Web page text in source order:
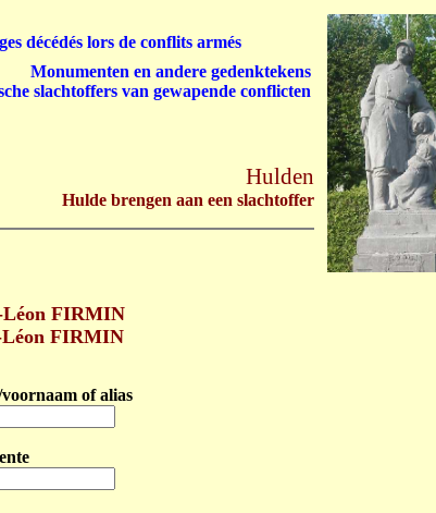
Léon FIRMIN
Léon FIRMIN
of alias
Hulden
Hulde brengen aan een slachtoffer
décédés lors de conflits armés
Monumenten en andere gedenktekens
slachtoffers van gewapende conflicten